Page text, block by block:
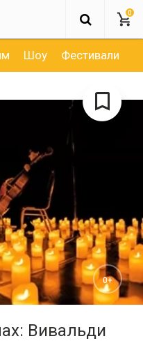
0
Шоу Фестивали
Вивальди
0+